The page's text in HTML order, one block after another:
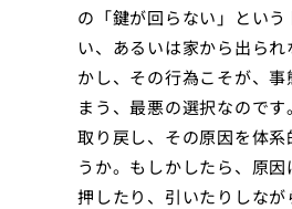
の「鍵が回らない」とい
い、あるいは家から出ら
かし、その行為こそが、
まう、最悪の選択なので
取り戻し、その原因を体
うか。もしかしたら、原
押したり、引いたりしな